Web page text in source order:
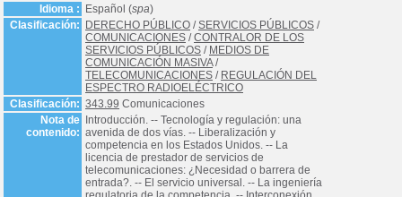
Idioma :
Español (spa)
Clasificación:
DERECHO PÚBLICO /SERVICIOS PÚBLICOS /
COMUNICACIONES /CONTRALOR DE LOS
SERVICIOS PÚBLICOS / MEDIOS DE
COMUNICACIÓN MASIVA/
TELECOMUNICACIONES / REGULACIÓN DEL
ESPECTRO RADIOELÉCTRICO
Clasificación: 343.99 Comunicaciones
Nota de
contenido:
Introducción. -- Tecnología y regulación: una
avenida de dos vías. -- Liberalización y
competencia en los Estados Unidos. -- La
licencia de prestador de servicios de
telecomunicaciones: ¿Necesidad o barrera de
entrada?. -- El servicio universal. -- La ingeniería